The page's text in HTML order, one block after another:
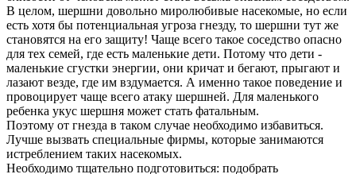
В целом, шершни довольно миролюбивые насекомые, но если
есть хотя бы потенциальная угроза гнезду, то шершни тут же
становятся на его защиту! Чаще всего такое соседство опасно
для тех семей, где есть маленькие дети. Потому что дети -
маленькие сгустки энергии, они кричат и бегают, прыгают и
лазают везде, где им вздумается. А именно такое поведение и
провоцирует чаще всего атаку шершней. Для маленького
ребенка укус шершня может стать фатальным.
Поэтому от гнезда в таком случае необходимо избавиться.
Лучше вызвать специальные фирмы, которые занимаются
истреблением таких насекомых.
Необходимо тщательно подготовиться: подобрать